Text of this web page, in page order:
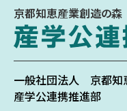
京都知恵産業創造の森
一般社団法人 京都
産学公連携推進部